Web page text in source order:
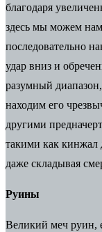
благодаря
здесь мы можем
последовательно
удар вниз и
разумный
находим его
другими
такими как кинжал
даже складывая
Руины
Великий меч руин,